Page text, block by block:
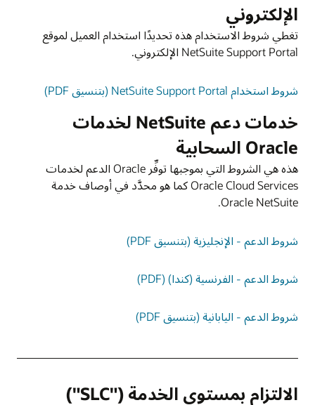
الإلكتروني‏
تغطي شروط الاستخدام هذه تحديدًا استخدام العميل لموقع
NetSuite Support Portal الإلكتروني.
شروط استخدام NetSuite Support Portal (بتنسيق PDF)
خدمات دعم NetSuite لخدمات
Oracle السحابية
هذه هي الشروط التي بموجبها توفِّر Oracle الدعم لخدمات
Oracle Cloud Services كما هو محدَّد في أوصاف خدمة
Oracle NetSuite.
شروط الدعم - الإنجليزية (بتنسيق PDF)
شروط الدعم - الفرنسية (كندا) (PDF)
شروط الدعم - اليابانية (بتنسيق PDF)
الالتزام بمستوى الخدمة ("SLC")